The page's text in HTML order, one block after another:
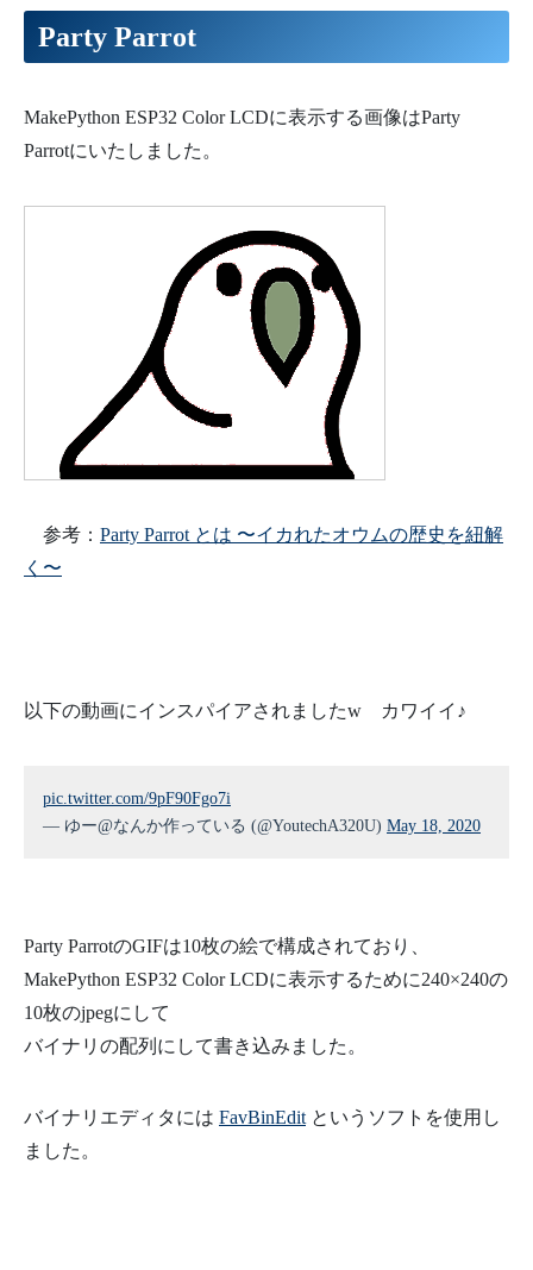
Party Parrot
MakePython ESP32 Color LCDに表示する画像はParty
Parrotにいたしました。
参考： Party Parrot とは 〜イカれたオウムの歴史を紐解
く〜
以下の動画にインスパイアされましたw カワイイ♪
pic.twitter.com/9pF90Fgo7i
— ゆー@なんか作っている (@YoutechA320U) May 18, 2020
Party ParrotのGIFは10枚の絵で構成されており、
MakePython ESP32 Color LCDに表示するために240×240の
10枚のjpegにして
バイナリの配列にして書き込みました。
バイナリエディタには FavBinEdit というソフトを使用し
ました。